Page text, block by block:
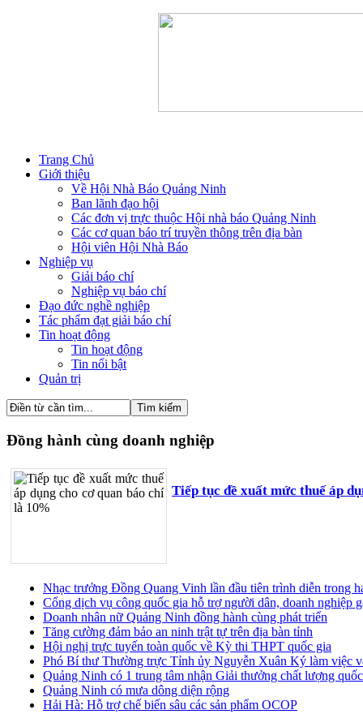
Trang Chủ
Giới thiệu
Về Hội Nhà Báo Quảng Ninh
Ban lãnh đạo hội
Các đơn vị trực thuộc Hội nhà báo Quảng Ninh
Các cơ quan báo trí truyền thông trên địa bàn
Hội viên Hội Nhà Báo
Nghiệp vụ
Giải báo chí
Nghiệp vụ báo chí
Đạo đức nghề nghiệp
Tác phẩm đạt giải báo chí
Tin hoạt động
Tin hoạt động
Tin nổi bật
Quản trị
Đồng hành cùng doanh nghiệp
Tiếp tục đề xuất mức thuế áp
Nhạc trưởng Đồng Quang Vinh lần đầu tiên trình diễn trong
Cổng dịch vụ công quốc gia hỗ trợ người dân, doanh nghiệp
Doanh nhân nữ Quảng Ninh đồng hành cùng phát triển
Tăng cường đảm bảo an ninh trật tự trên địa bàn tỉnh
Hội nghị trực tuyến toàn quốc về Kỳ thi THPT quốc gia
Phó Bí thư Thường trực Tỉnh ủy Nguyễn Xuân Ký làm việc
Quảng Ninh có 1 trung tâm nhận Giải thưởng chất lượng
Quảng Ninh có mưa dông diện rộng
Hải Hà: Hỗ trợ chế biến sâu các sản phẩm OCOP